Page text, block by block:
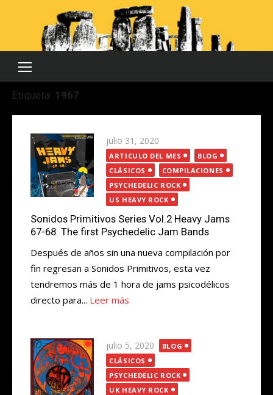
Etiqueta: 1967
Publicada
el
julio 31, 2020
ARTICULO DEL MES
BLOG
CLÁSICOS
COMPILACIONES
PSYCHEDELIC ROCK
US HEAVY ROCK
Sonidos Primitivos Series Vol.2 Heavy Jams
67-68. The first Psychedelic Jam Bands
Después de años sin una nueva compilación por
fin regresan a Sonidos Primitivos, esta vez
tendremos más de 1 hora de jams psicodélicos
directo para... Leer más
Publicada
el
julio 5, 2020
BLOG
CLÁSICOS
PSYCHEDELIC ROCK
UK HEAVY ROCK